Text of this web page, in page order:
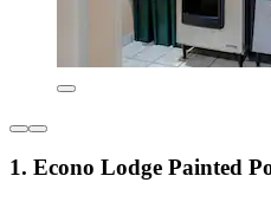
1. Econo Lodge Painted